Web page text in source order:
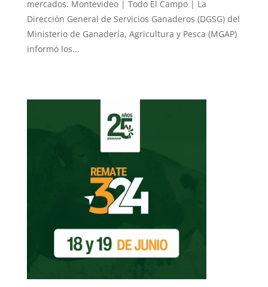
mercados. Montevideo | Todo El Campo | La
Dirección General de Servicios Ganaderos (DGSG) del
Ministerio de Ganadería, Agricultura y Pesca (MGAP)
informó los...